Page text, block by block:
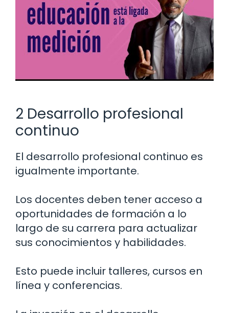
2 Desarrollo profesional
continuo
El desarrollo profesional continuo es
igualmente importante.
Los docentes deben tener acceso a
oportunidades de formación a lo
largo de su carrera para actualizar
sus conocimientos y habilidades.
Esto puede incluir talleres, cursos en
línea y conferencias.